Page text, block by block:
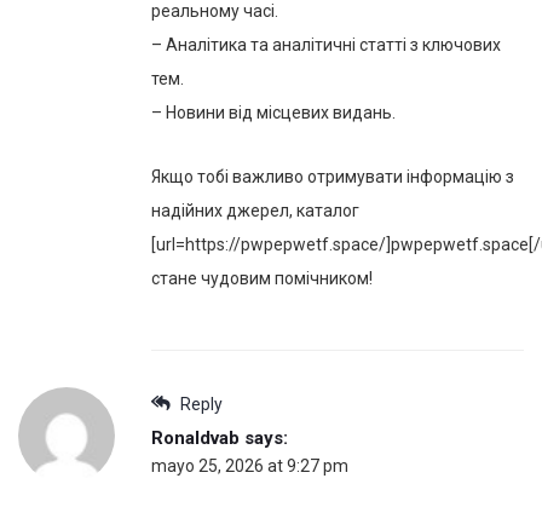
реальному часі.
– Аналітика та аналітичні статті з ключових
тем.
– Новини від місцевих видань.
Якщо тобі важливо отримувати інформацію з
надійних джерел, каталог
[url=https://pwpepwetf.space/
стане чудовим помічником!
Reply
Ronaldvab says:
mayo 25, 2026 at 9:27 pm